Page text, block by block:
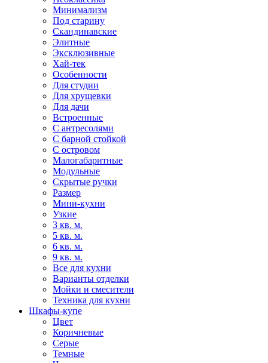
Минимализм
Под старину
Скандинавские
Элитные
Эксклюзивные
Хай-тек
Особенности
Для студии
Для хрущевки
Для дачи
Встроенные
С антресолями
С барной стойкой
С островом
Малогабаритные
Модульные
Скрытые ручки
Размер
Мини-кухни
Узкие
3 кв. м.
5 кв. м.
6 кв. м.
9 кв. м.
Все для кухни
Варианты отделки
Мойки и смесители
Техника для кухни
Шкафы-купе
Цвет
Коричневые
Серые
Темные